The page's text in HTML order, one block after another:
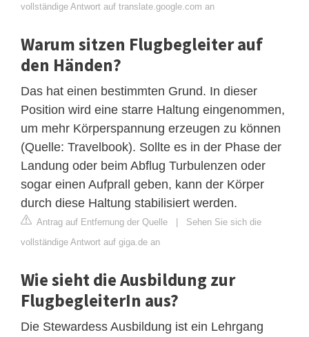
vollständige Antwort auf translate.google.com an
Warum sitzen Flugbegleiter auf
den Händen?
Das hat einen bestimmten Grund. In dieser
Position wird eine starre Haltung eingenommen,
um mehr Körperspannung erzeugen zu können
(Quelle: Travelbook). Sollte es in der Phase der
Landung oder beim Abflug Turbulenzen oder
sogar einen Aufprall geben, kann der Körper
durch diese Haltung stabilisiert werden.
Antrag auf Entfernung der Quelle | Sehen Sie sich die
vollständige Antwort auf giga.de an
Wie sieht die Ausbildung zur
FlugbegleiterIn aus?
Die Stewardess Ausbildung ist ein Lehrgang